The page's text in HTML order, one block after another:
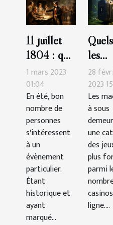
11 juillet
1804 : que
retenir du
duel au
pistolet
mémorable
à New
York ?
1 mars 2023
01:04
En été, bon
nombre de
personnes
s'intéressent
à un
évènement
particulier.
Étant
historique et
ayant
marqué...
les
sous-
28
2023
Les
à sous
une
des
plus
parmi
ligne....